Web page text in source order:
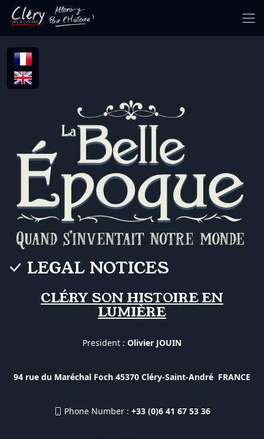
LEGAL NOTICES
CLÉRY SON HISTOIRE EN
LUMIÈRE
President : Olivier JOUIN
94 rue du Maréchal Foch 45370 Cléry-Saint-André FRANCE
Phone Number : +33 (0)6 41 67 53 36